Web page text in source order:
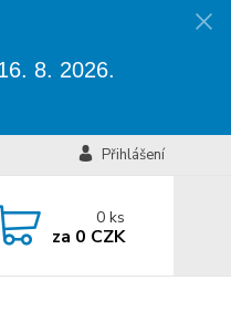
8. 2026.
Přihlášení
0 ks
za 0 CZK